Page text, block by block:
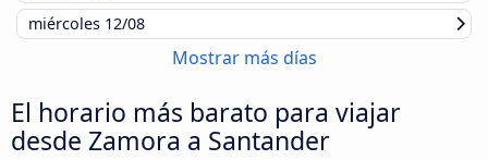
miércoles 12/08
Mostrar más días
El horario más barato para viajar
desde Zamora a Santander